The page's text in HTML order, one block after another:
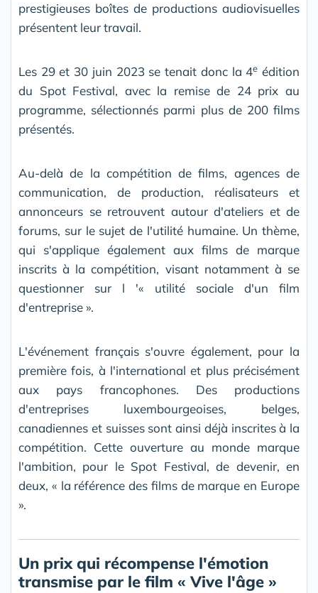
prestigieuses boîtes de productions audiovisuelles
présentent leur travail.
Les 29 et 30 juin 2023 se tenait donc la 4e édition
du Spot Festival, avec la remise de 24 prix au
programme, sélectionnés parmi plus de 200 films
présentés.
Au-delà de la compétition de films, agences de
communication, de production, réalisateurs et
annonceurs se retrouvent autour d'ateliers et de
forums, sur le sujet de l'utilité humaine. Un thème,
qui s'applique également aux films de marque
inscrits à la compétition, visant notamment à se
questionner sur l '« utilité sociale d'un film
d'entreprise ».
L'événement français s'ouvre également, pour la
première fois, à l'international et plus précisément
aux pays francophones. Des productions
d'entreprises luxembourgeoises, belges,
canadiennes et suisses sont ainsi déjà inscrites à la
compétition. Cette ouverture au monde marque
l'ambition, pour le Spot Festival, de devenir, en
deux, « la référence des films de marque en Europe
».
Un prix qui récompense l'émotion
transmise par le film « Vive l'âge »